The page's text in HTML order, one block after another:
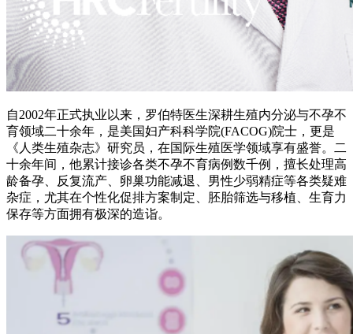
自2002年正式执业以来，罗伯特医生深耕生殖内分泌与不孕不
育领域二十余年，是美国妇产科科学院(FACOG)院士，更是
《人类生殖杂志》研究员，在国际生殖医学领域享有盛誉。二
十余年间，他累计接诊各类不孕不育病例数千例，擅长处理高
龄备孕、反复流产、卵巢功能减退、男性少弱精症等各类疑难
杂症，尤其在个性化促排方案制定、胚胎筛选与移植、生育力
保存等方面拥有极深的造诣。